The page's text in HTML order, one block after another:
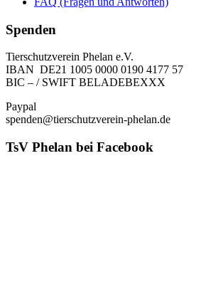
Spenden
Tierschutzverein Phelan e.V.
IBAN DE21 1005 0000 0190 4177 57
BIC – / SWIFT BELADEBEXXX
Paypal
spenden@tierschutzverein-phelan.de
TsV Phelan bei Facebook